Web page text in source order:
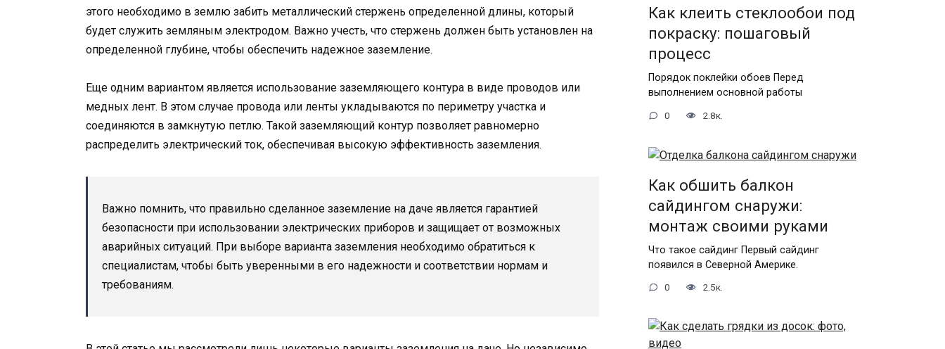
этого необходимо в землю забить металлический стержень определенной длины, который
будет служить земляным электродом. Важно учесть, что стержень должен быть установлен на
определенной глубине, чтобы обеспечить надежное заземление.
Еще одним вариантом является использование заземляющего контура в виде проводов или
медных лент. В этом случае провода или ленты укладываются по периметру участка и
соединяются в замкнутую петлю. Такой заземляющий контур позволяет равномерно
распределить электрический ток, обеспечивая высокую эффективность заземления.
Важно помнить, что правильно сделанное заземление на даче является гарантией
безопасности при использовании электрических приборов и защищает от возможных
аварийных ситуаций. При выборе варианта заземления необходимо обратиться к
специалистам, чтобы быть уверенными в его надежности и соответствии нормам и
требованиям.
Как клеить стеклообои под
покраску: пошаговый
процесс
Порядок поклейки обоев Перед
выполнением основной работы
0 2.8к.
Как обшить балкон
сайдингом снаружи:
монтаж своими руками
Что такое сайдинг Первый сайдинг
появился в Северной Америке.
0 2.5к.